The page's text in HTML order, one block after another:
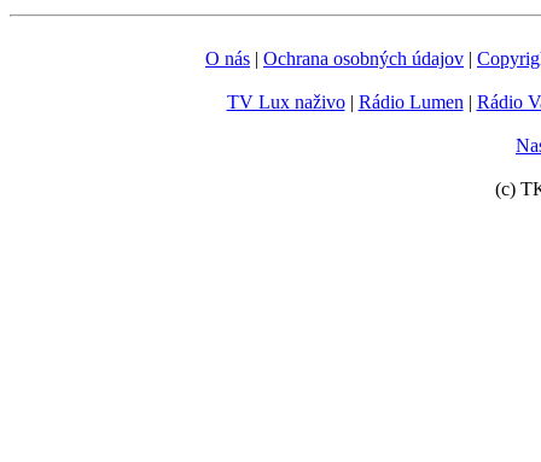
O nás | Ochrana osobných údajov |
TV Lux naživo| Rádio Lumen | Rádio
(c)